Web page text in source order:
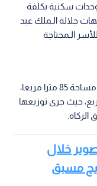
الـخلايلة أن هذا الـمشروع، الذي ضم 10 وحدات سكنية بكلفة
لتوجيهات جلالة الـملك عبد
الـمحتاجة
أوضح الوزير أن كل وحدة سكنية أقيمت على مساحة 85 مترا مربعا،
مساحتها 400 متر مربع، حيث جرى توزيعها
خلال
مسبق